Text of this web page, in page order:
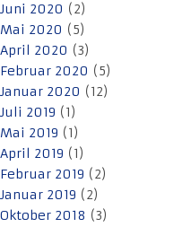
Juni 2020 (2)
Mai 2020 (5)
April 2020 (3)
Februar 2020 (5)
Januar 2020 (12)
Juli 2019 (1)
Mai 2019 (1)
April 2019 (1)
Februar 2019 (2)
Januar 2019 (2)
Oktober 2018 (3)